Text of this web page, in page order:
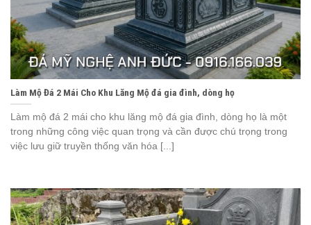
Làm Mộ Đá 2 Mái Cho Khu Lăng Mộ đá gia đình, dòng họ
Làm mộ đá 2 mái cho khu lăng mộ đá gia đình, dòng họ là một
trong những công việc quan trọng và cần được chú trọng trong
việc lưu giữ truyền thống văn hóa [...]